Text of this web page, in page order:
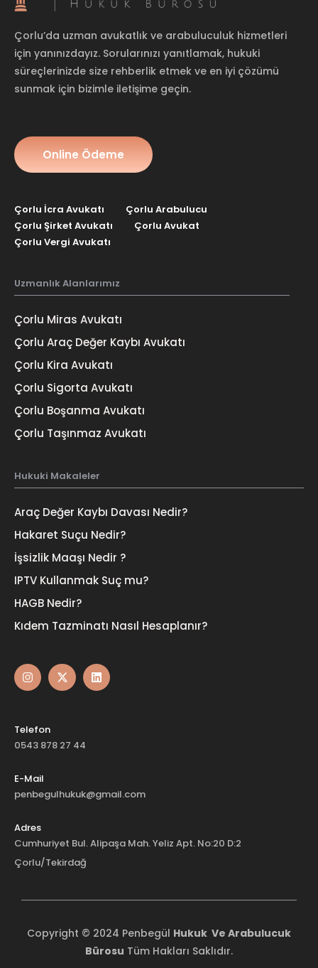
Çorlu’da uzman avukatlık ve arabuluculuk hizmetleri
için yanınızdayız. Sorularınızı yanıtlamak, hukuki
süreçlerinizde size rehberlik etmek ve en iyi çözümü
sunmak için bizimle iletişime geçin.
Online Ödeme
Çorlu İcra Avukatı
Çorlu Arabulucu
Çorlu Şirket Avukatı
Çorlu Avukat
Çorlu Vergi Avukatı
Uzmanlık Alanlarımız
Çorlu Miras Avukatı
Çorlu Araç Değer Kaybı Avukatı
Çorlu Kira Avukatı
Çorlu Sigorta Avukatı
Çorlu Boşanma Avukatı
Çorlu Taşınmaz Avukatı
Hukuki Makaleler
Araç Değer Kaybı Davası Nedir?
Hakaret Suçu Nedir?
İşsizlik Maaşı Nedir ?
IPTV Kullanmak Suç mu?
HAGB Nedir?
Kıdem Tazminatı Nasıl Hesaplanır?
Telefon
0543 878 27 44
E-Mail
penbegulhukuk@gmail.com
Adres
Cumhuriyet Bul. Alipaşa Mah. Yeliz Apt. No:20 D:2
Çorlu/Tekirdağ
Copyright © 2024 Penbegül Hukuk Ve Arabulucuk
Bürosu Tüm Hakları Saklıdır.